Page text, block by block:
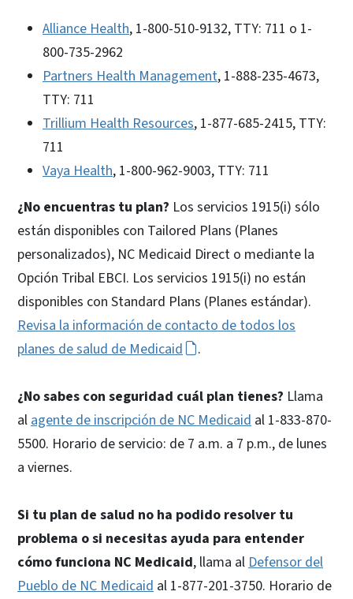
Alliance Health, 1-800-510-9132, TTY: 711 o 1-
800-735-2962
Partners Health Management, 1-888-235-4673,
TTY: 711
Trillium Health Resources, 1-877-685-2415, TTY:
711
Vaya Health, 1-800-962-9003, TTY: 711
¿No encuentras tu plan? Los servicios 1915(i) sólo
están disponibles con Tailored Plans (Planes
personalizados), NC Medicaid Direct o mediante la
Opción Tribal EBCI. Los servicios 1915(i) no están
disponibles con Standard Plans (Planes estándar).
Revisa la información de contacto de todos los
planes de salud de Medicaid
.
¿No sabes con seguridad cuál plan tienes? Llama
al agente de inscripción de NC Medicaid al 1-833-870-
5500. Horario de servicio: de 7 a.m. a 7 p.m., de lunes
a viernes.
Si tu plan de salud no ha podido resolver tu
problema o si necesitas ayuda para entender
cómo funciona NC Medicaid, llama al Defensor del
Pueblo de NC Medicaid al 1-877-201-3750. Horario de